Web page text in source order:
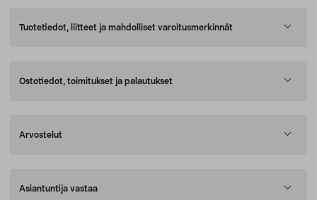
Tuotetiedot, liitteet ja mahdolliset varoitusmerkinnät
Ostotiedot, toimitukset ja palautukset
Arvostelut
Asiantuntija vastaa